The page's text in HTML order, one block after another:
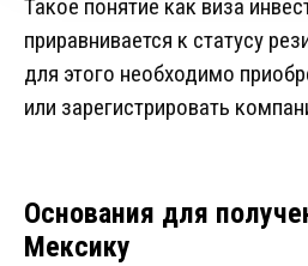
Такое понятие как виза
приравнивается к статусу
для этого необходимо
или зарегистрировать
Основания для
Мексику